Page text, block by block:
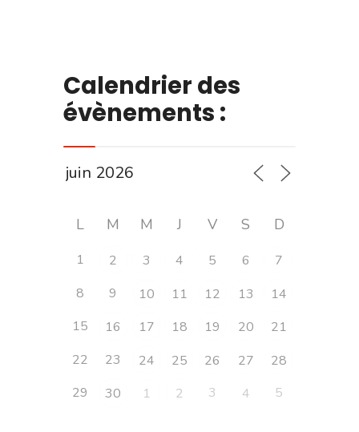
Calendrier des
évènements :
L M M J V S D
1 2 3 4 5 6
7
8
9 10 11 12 13
14
15
16 17 18 19 20
21
22
23 24 25 26 27
28
29
30 1 2 3 4 5